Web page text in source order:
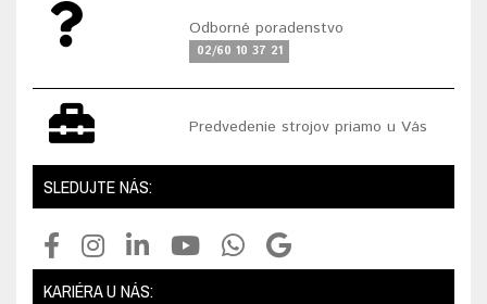
Odborné poradenstvo
02/60 10 37 21
Predvedenie strojov priamo u Vás
SLEDUJTE NÁS:
KARIÉRA U NÁS: